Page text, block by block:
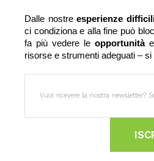
Dalle nostre esperienze
ci condiziona e alla fine può
fa più vedere le opportunità
risorse e strumenti adeguati – si